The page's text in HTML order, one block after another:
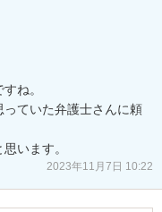
ね。
ていた弁護士さんに頼
います。
2023年11月7日 10:22